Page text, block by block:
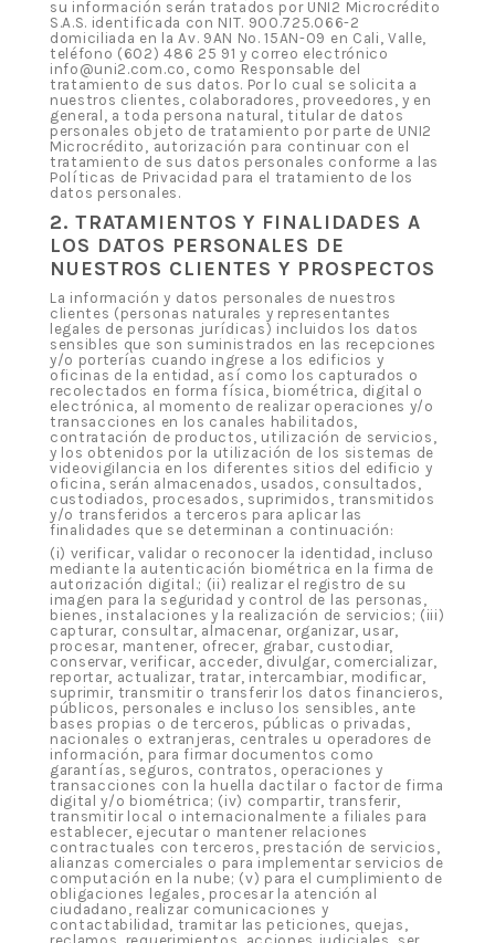
su información serán tratados por UNI2 Microcrédito
S.A.S. identificada con NIT. 900.725.066-2
domiciliada en la Av. 9AN No. 15AN-09 en Cali, Valle,
teléfono (602) 486 25 91 y correo electrónico
info@uni2.com.co, como Responsable del
tratamiento de sus datos. Por lo cual se solicita a
nuestros clientes, colaboradores, proveedores, y en
general, a toda persona natural, titular de datos
personales objeto de tratamiento por parte de UNI2
Microcrédito, autorización para continuar con el
tratamiento de sus datos personales conforme a las
Políticas de Privacidad para el tratamiento de los
datos personales.
2. TRATAMIENTOS Y FINALIDADES A
LOS DATOS PERSONALES DE
NUESTROS CLIENTES Y PROSPECTOS
La información y datos personales de nuestros
clientes (personas naturales y representantes
legales de personas jurídicas) incluidos los datos
sensibles que son suministrados en las recepciones
y/o porterías cuando ingrese a los edificios y
oficinas de la entidad, así como los capturados o
recolectados en forma física, biométrica, digital o
electrónica, al momento de realizar operaciones y/o
transacciones en los canales habilitados,
contratación de productos, utilización de servicios,
y los obtenidos por la utilización de los sistemas de
videovigilancia en los diferentes sitios del edificio y
oficina, serán almacenados, usados, consultados,
custodiados, procesados, suprimidos, transmitidos
y/o transferidos a terceros para aplicar las
finalidades que se determinan a continuación:
(i) verificar, validar o reconocer la identidad, incluso
mediante la autenticación biométrica en la firma de
autorización digital.; (ii) realizar el registro de su
imagen para la seguridad y control de las personas,
bienes, instalaciones y la realización de servicios; (iii)
capturar, consultar, almacenar, organizar, usar,
procesar, mantener, ofrecer, grabar, custodiar,
conservar, verificar, acceder, divulgar, comercializar,
reportar, actualizar, tratar, intercambiar, modificar,
suprimir, transmitir o transferir los datos financieros,
públicos, personales e incluso los sensibles, ante
bases propias o de terceros, públicas o privadas,
nacionales o extranjeras, centrales u operadores de
información, para firmar documentos como
garantías, seguros, contratos, operaciones y
transacciones con la huella dactilar o factor de firma
digital y/o biométrica; (iv) compartir, transferir,
transmitir local o internacionalmente a filiales para
establecer, ejecutar o mantener relaciones
contractuales con terceros, prestación de servicios,
alianzas comerciales o para implementar servicios de
computación en la nube; (v) para el cumplimiento de
obligaciones legales, procesar la atención al
ciudadano, realizar comunicaciones y
contactabilidad, tramitar las peticiones, quejas,